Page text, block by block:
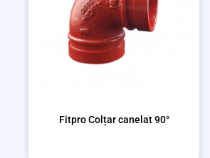
Fitpro Colțar canelat 90°